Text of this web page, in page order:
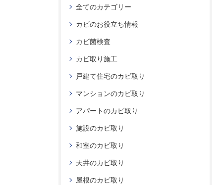
全てのカテゴリー
カビのお役立ち情報
カビ菌検査
カビ取り施工
戸建て住宅のカビ取り
マンションのカビ取り
アパートのカビ取り
施設のカビ取り
和室のカビ取り
天井のカビ取り
屋根のカビ取り